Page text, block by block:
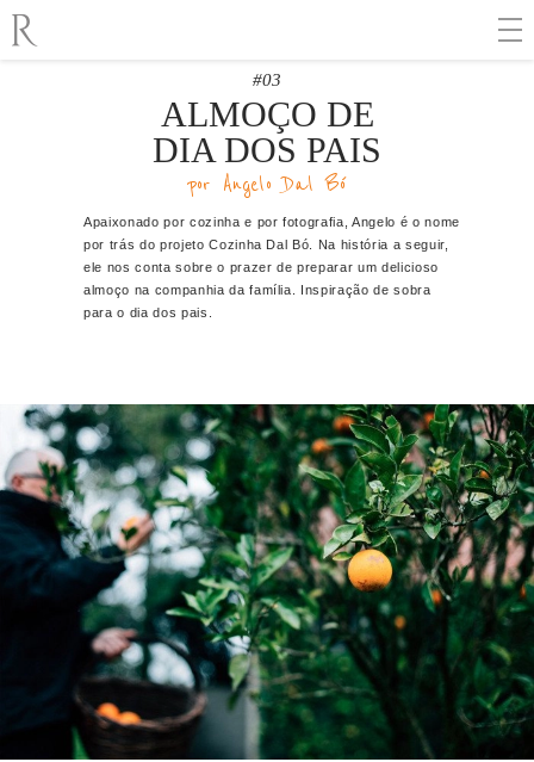
#03
ALMOÇO DE
DIA DOS PAIS
por Angelo Dal Bó
Apaixonado por cozinha e por fotografia, Angelo é o nome
por trás do projeto Cozinha Dal Bó. Na história a seguir,
ele nos conta sobre o prazer de preparar um delicioso
almoço na companhia da família. Inspiração de sobra
para o dia dos pais.